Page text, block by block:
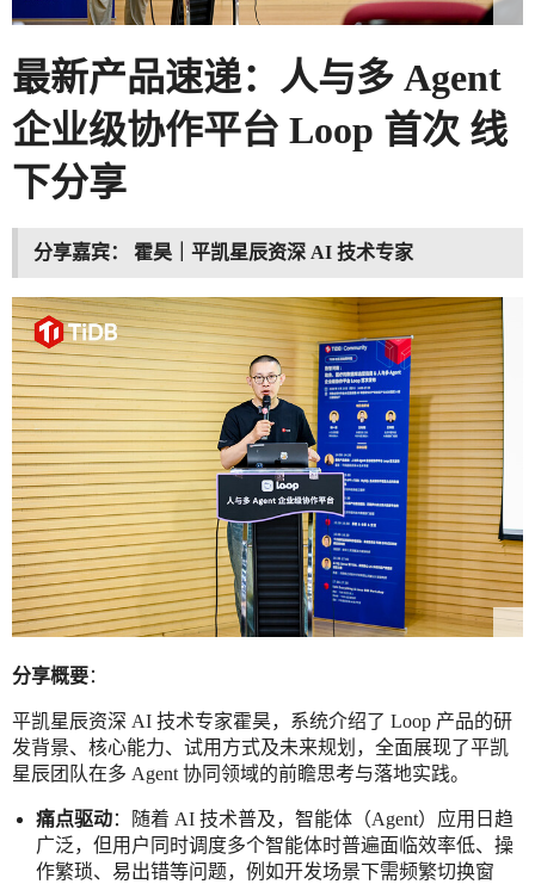
最新产品速递：人与多 Agent
企业级协作平台 Loop 首次 线
下分享
分享嘉宾： 霍昊｜平凯星辰资深 AI 技术专家
分享概要：
平凯星辰资深 AI 技术专家霍昊，系统介绍了 Loop 产品的研
发背景、核心能力、试用方式及未来规划，全面展现了平凯
星辰团队在多 Agent 协同领域的前瞻思考与落地实践。
痛点驱动：随着 AI 技术普及，智能体（Agent）应用日趋
广泛，但用户同时调度多个智能体时普遍面临效率低、操
作繁琐、易出错等问题，例如开发场景下需频繁切换窗